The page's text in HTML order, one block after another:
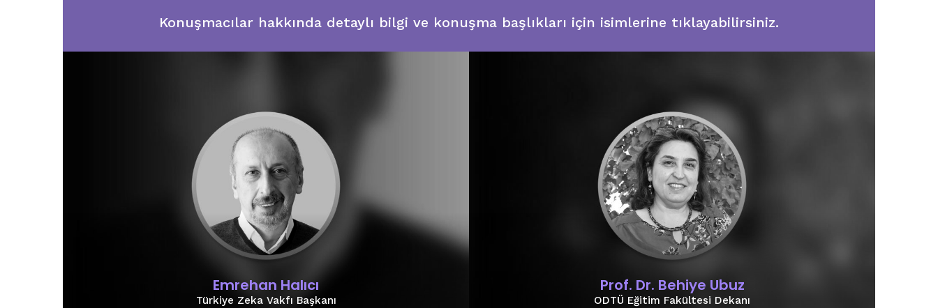
Konuşmacılar hakkında detaylı bilgi ve konuşma başlıkları için isimlerine tıklayabilirsiniz.
Emrehan Halıcı
Türkiye Zeka Vakfı Başkanı
Prof. Dr. Behiye Ubuz
ODTÜ Eğitim Fakültesi Dekanı